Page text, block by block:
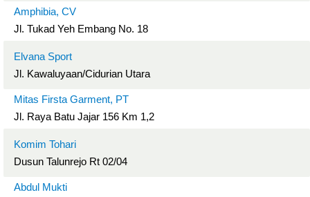
Amphibia, CV
Jl. Tukad Yeh Embang No. 18
Elvana Sport
Jl. Kawaluyaan/Cidurian Utara
Mitas Firsta Garment, PT
Jl. Raya Batu Jajar 156 Km 1,2
Komim Tohari
Dusun Talunrejo Rt 02/04
Abdul Mukti